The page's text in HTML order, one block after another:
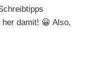
damit! 😀 Also,